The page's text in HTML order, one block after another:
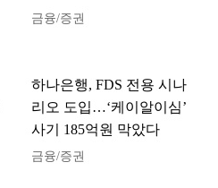
금융/증권
하나은행, FDS 전용 시나
리오 도입…‘케이알이심’
사기 185억원 막았다
금융/증권